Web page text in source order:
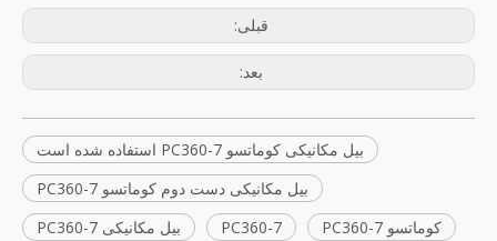
قبلی:
بعد:
بیل مکانیکی کوماتسو PC360-7 استفاده شده است
بیل مکانیکی دست دوم کوماتسو PC360-7
بیل مکانیکی PC360-7
PC360-7 کوماتسو PC360-7